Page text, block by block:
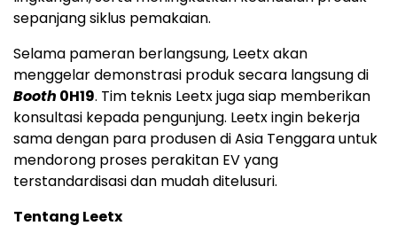
sepanjang siklus pemakaian.
Selama pameran berlangsung, Leetx akan
menggelar demonstrasi produk secara langsung di
Booth 0H19. Tim teknis Leetx juga siap memberikan
konsultasi kepada pengunjung. Leetx ingin bekerja
sama dengan para produsen di Asia Tenggara untuk
mendorong proses perakitan EV yang
terstandardisasi dan mudah ditelusuri.
Tentang Leetx